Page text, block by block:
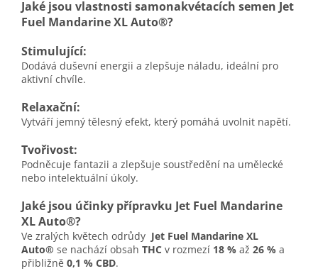
Jaké jsou vlastnosti samonakvétacích semen Jet
Fuel Mandarine XL Auto®?
Stimulující:
Dodává duševní energii a zlepšuje náladu, ideální pro
aktivní chvíle.
Relaxační:
Vytváří jemný tělesný efekt, který pomáhá uvolnit napětí.
Tvořivost:
Podněcuje fantazii a zlepšuje soustředění na umělecké
nebo intelektuální úkoly.
Jaké jsou účinky přípravku Jet Fuel Mandarine
XL Auto®?
Ve zralých květech odrůdy Jet Fuel Mandarine XL
Auto® se nachází obsah THC v rozmezí 18 % až 26 % a
přibližně 0,1 % CBD.